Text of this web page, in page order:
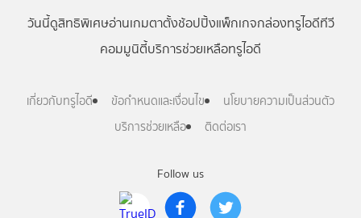
Follow us
วันนี้ดูสิทธิพิเศษอ่านเกมตาตั้งช้อปปิ้งแพ็กเกจกล่องทรูไอดีทีวี
คอมมูนิตี้บริการช่วยเหลือทรูไอดี
เกี่ยวกับทรูไอดี ข้อกำหนดและเงื่อนไข
นโยบายความเป็นส่วนตัว
บริการช่วยเหลือ
ติดต่อเรา